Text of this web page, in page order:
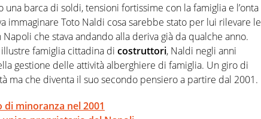
una barca di soldi, tensioni fortissime con la famiglia e l’onta
immaginare Toto Naldi cosa sarebbe stato per lui rilevare le
che stava andando alla deriva già da qualche anno.
famiglia cittadina di costruttori, Naldi negli anni
gestione delle attività alberghiere di famiglia. Un giro di
ma che diventa il suo secondo pensiero a partire dal 2001.
minoranza nel 2001